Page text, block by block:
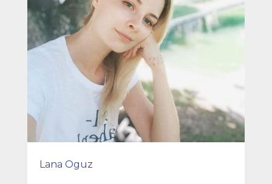
Lana Oguz